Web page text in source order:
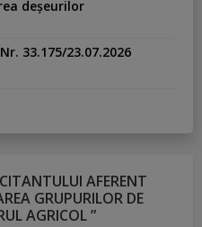
deșeurilor
33.175/23.07.2026
AFERENT
GRUPURILOR DE
AGRICOL ”